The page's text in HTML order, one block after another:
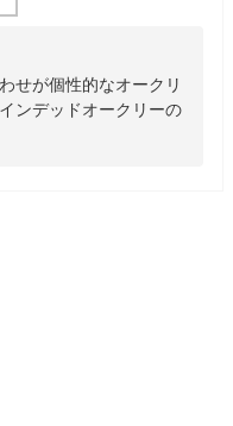
せが個性的なオークリ
ンデッドオークリーの